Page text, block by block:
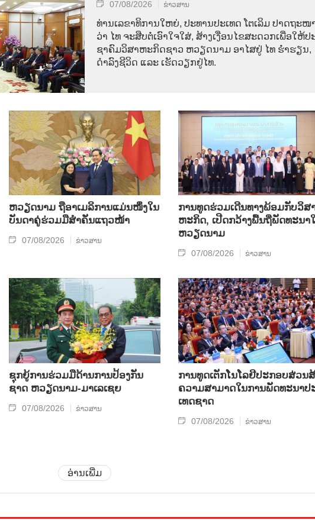
07/08/2026 ຂ່າວສານ
ທ່ານ​ເລ​ຂາ​ທິ​ການ​ໃຫຍ່, ປະ​ທານ​ປະ​ເທດ ໂຕ​ເລິມ ປາດ​ຖະ​ໜ
ວ່າ ໄທ​ ຈະ​ສືບ​ຕໍ່​ເອົາ​ໃຈ​ໃສ່, ສ້າງ​ເງື່ອນ​ໄຂ​ສະ​ດວກ​ເພື່ອ​ໃຫ້​ປ
ຊາ​ຄົມ​ວ​ິ​ສາ​ຫະ​ກິດ​ຊາວ ຫວຽດ​ນາມ ອາ​ໄສ​ຢູ່ ໄທ ຮ່ຳ​ຮຽນ,
ດຳ​ລົງ​ຊີ​ວິດ ແລະ ເຮັດ​ວຽກ​ຢູ່​ໄທ.
ຫ​ວຽດ​ນາມ ຖື​ອາ​ເມ​ລິ​ການ​ແມ່ນ​ໜຶ່ງ​ໃນ​
ບັນ​ດາ​ຄູ່​ຮ່ວມ​ມື​ສຳ​ຄັນ​ແຖວ​ໜ້າ
07/08/2026 ຂ່າວສານ
ການ​ທູດ​ຮ່ວມ​ເດີນ​ທາງ​ພ້ອມກັບ​ວິ​ສ
ຫະ​ກ​ິດ, ເປີດກວ້າງ​ພື້ນ​ຖີ່​ພັດ​ທະ​ນາ​
ຫວຽດ​ນາມ
07/08/2026 ຂ່າວສານ
ຊຸກ​ຍູ້​ການ​ຮ່ວມ​ມື​ດ້ານ​ການ​ປ້ອງ​ກັນ​
ຊາດ ຫວຽດ​ນາມ-ມາ​ເລ​ເຊຍ
07/08/2026 ຂ່າວສານ
ການ​ທູດ​ເຕັກ​ໂນ​ໂລ​ຢີ​ປະ​ກອບ​ສ່ວນ​
ຄວາມ​ສາ​ມາດ​ໃນ​ການ​ພັດ​ທະ​ນາ​ປ
ເທດ​ຊາດ
07/08/2026 ຂ່າວສານ
ອ່ານເພີ່ມ